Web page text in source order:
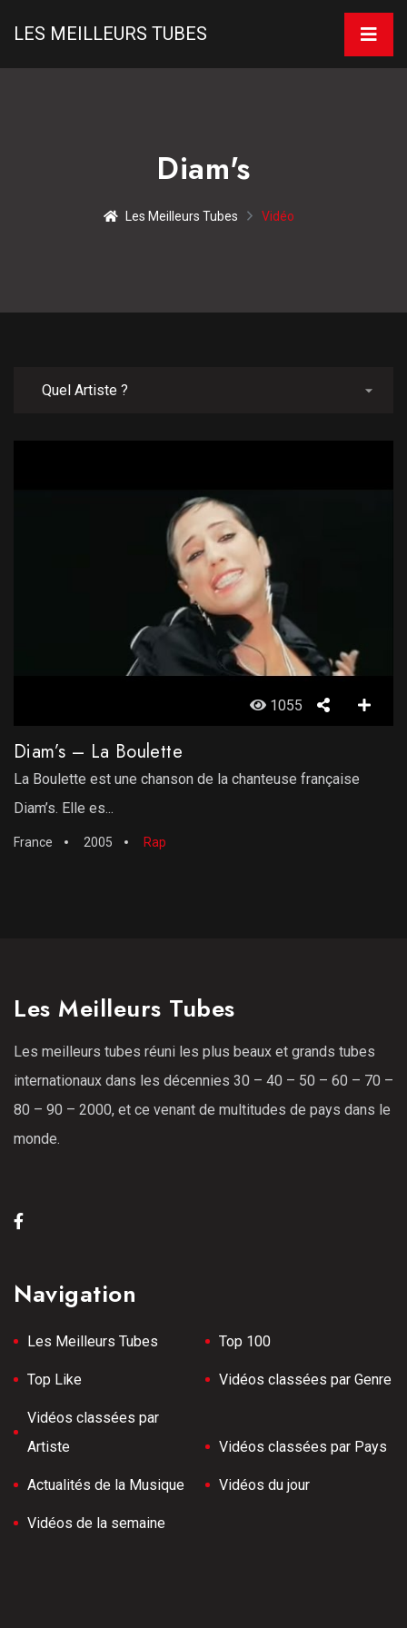
LES MEILLEURS TUBES
Diam's
Les Meilleurs Tubes Vidéo
1055
Diam’s – La Boulette
La Boulette est une chanson de la chanteuse française
Diam’s. Elle es...
France 2005 Rap
Les Meilleurs Tubes
Les meilleurs tubes réuni les plus beaux et grands tubes
internationaux dans les décennies 30 – 40 – 50 – 60 – 70 –
80 – 90 – 2000, et ce venant de multitudes de pays dans le
monde.
Navigation
Les Meilleurs Tubes Top 100
Top Like Vidéos classées par Genre
Vidéos classées par
Artiste
Vidéos classées par Pays
Actualités de la Musique Vidéos du jour
Vidéos de la semaine